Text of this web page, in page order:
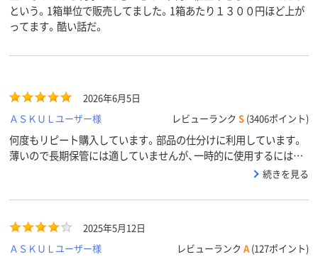
という。1箱単位で販売してました。1箱あたり１３００円ほど上が
ってます。酷い話だ。
2026年6月5日
ＡＳＫＵＬユーザー様
レビューランク S (3406ポイント)
何度もリピート購入しています。部品の仕分けに利用しています。
薄いので長期保管には適していませんが、一時的に使用するには十
続きを見る
2025年5月12日
ＡＳＫＵＬユーザー様
レビューランク A (127ポイント)